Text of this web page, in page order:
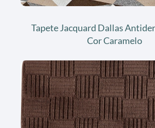
Tapete Jacquard Dallas
Cor Caramelo